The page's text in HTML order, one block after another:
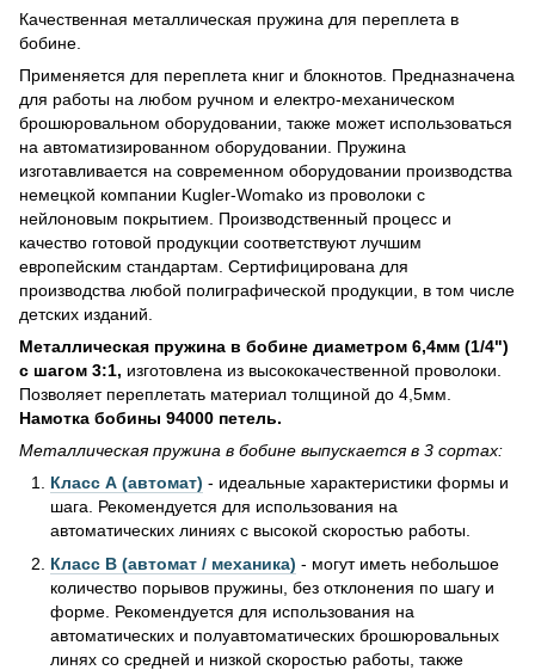
Качественная металлическая пружина для переплета в
бобине.
Применяется для переплета книг и блокнотов. Предназначена
для работы на любом ручном и електро-механическом
брошюровальном оборудовании, также может использоваться
на автоматизированном оборудовании. Пружина
изготавливается на современном оборудовании производства
немецкой компании Kugler-Womako из проволоки с
нейлоновым покрытием. Производственный процесс и
качество готовой продукции соответствуют лучшим
европейским стандартам. Сертифицирована для
производства любой полиграфической продукции, в том числе
детских изданий.
Металлическая пружина в бобине диаметром 6,4мм (1/4")
с шагом 3:1, изготовлена из высококачественной проволоки.
Позволяет переплетать материал толщиной до 4,5мм.
Намотка бобины 94000 петель.
Металлическая пружина в бобине выпускается в 3 сортах:
Класс А (автомат) - идеальные характеристики формы и
шага. Рекомендуется для использования на
автоматических линиях с высокой скоростью работы.
Класс В (автомат / механика) - могут иметь небольшое
количество порывов пружины, без отклонения по шагу и
форме. Рекомендуется для использования на
автоматических и полуавтоматических брошюровальных
линях со средней и низкой скоростью работы, также